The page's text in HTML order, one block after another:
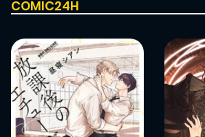
COMIC24H